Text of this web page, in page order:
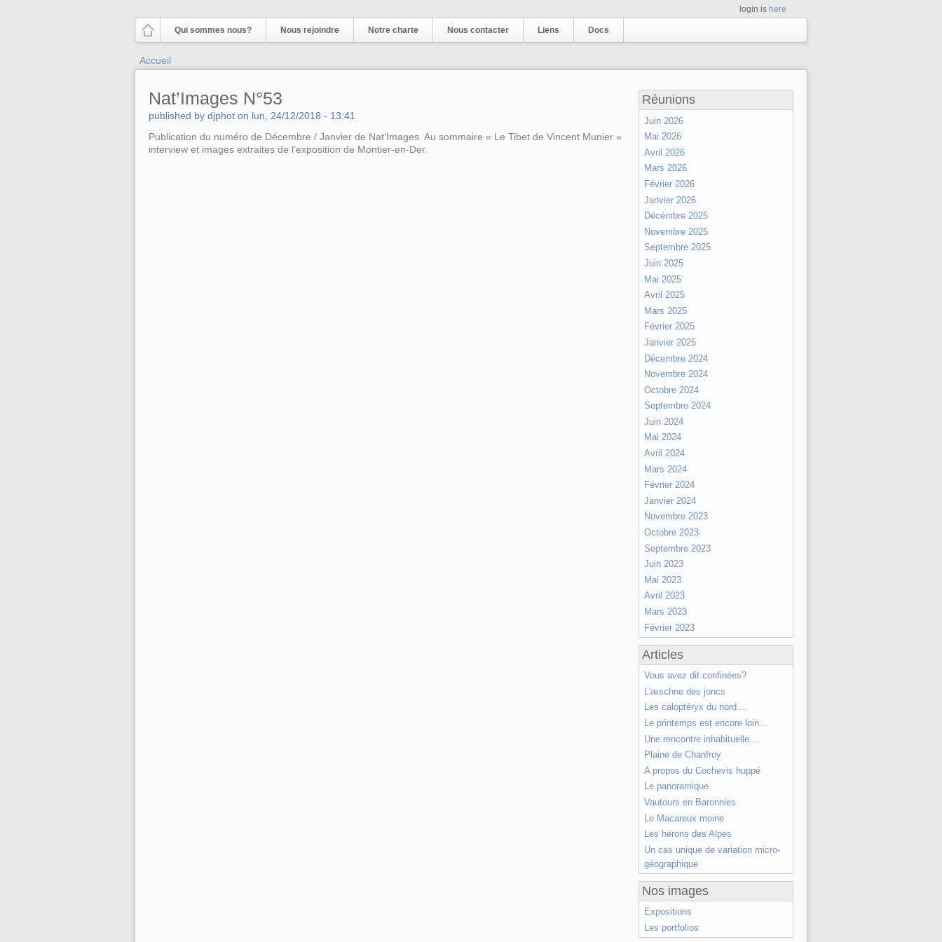
login is here
Qui sommes nous? Nous rejoindre Notre charte Nous contacter Liens Docs
Vous êtes ici
Accueil
Nat’Images N°53
published by djphot on lun, 24/12/2018 - 13:41
Publication du numéro de Décembre / Janvier de Nat’Images. Au sommaire « Le Tibet de Vincent Munier »
interview et images extraites de l’exposition de Montier-en-Der.
Réunions
Juin 2026
Mai 2026
Avril 2026
Mars 2026
Février 2026
Janvier 2026
Décémbre 2025
Novembre 2025
Septembre 2025
Juin 2025
Mai 2025
Avril 2025
Mars 2025
Février 2025
Janvier 2025
Décembre 2024
Novembre 2024
Octobre 2024
Septembre 2024
Juin 2024
Mai 2024
Avril 2024
Mars 2024
Février 2024
Janvier 2024
Novembre 2023
Octobre 2023
Septembre 2023
Juin 2023
Mai 2023
Avril 2023
Mars 2023
Février 2023
Articles
Vous avez dit confinées?
L'æschne des joncs
Les caloptéryx du nord....
Le printemps est encore loin...
Une rencontre inhabituelle....
Plaine de Chanfroy
A propos du Cochevis huppé
Le panoramique
Vautours en Baronnies
Le Macareux moine
Les hérons des Alpes
Un cas unique de variation micro-
géographique
Nos images
Expositions
Les portfolios